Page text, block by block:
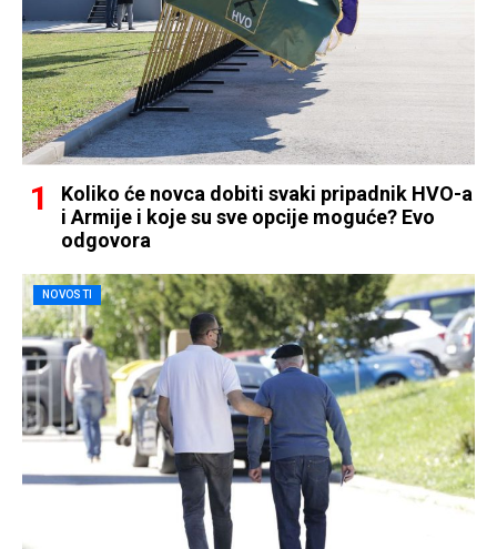
Koliko će novca dobiti svaki pripadnik HVO-a
i Armije i koje su sve opcije moguće? Evo
odgovora
NOVOSTI